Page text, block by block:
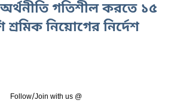
গতিশীল করতে ১৫
শ্রমিক নিয়োগের নির্দেশ
Follow/Join with us @